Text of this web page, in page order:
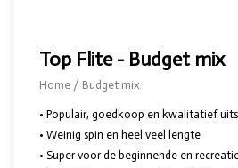
Top Flite - Budget mix
Home / Budget mix
• Populair, goedkoop en kwalitatief
• Weinig spin en heel veel lengte
• Super voor de beginnende en